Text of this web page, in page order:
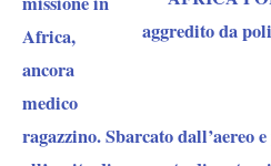
aggredito da
Africa,
ancora
medico
ragazzino. Sbarcato dall’aereo